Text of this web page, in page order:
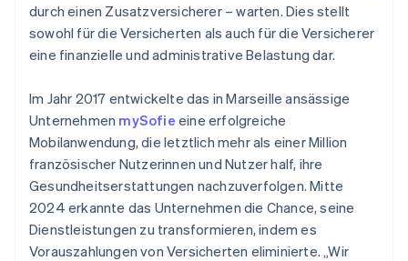
durch einen Zusatzversicherer – warten. Dies stellt
sowohl für die Versicherten als auch für die Versicherer
eine finanzielle und administrative Belastung dar.
Im Jahr 2017 entwickelte das in Marseille ansässige
Unternehmen mySofie eine erfolgreiche
Mobilanwendung, die letztlich mehr als einer Million
französischer Nutzerinnen und Nutzer half, ihre
Gesundheitserstattungen nachzuverfolgen. Mitte
2024 erkannte das Unternehmen die Chance, seine
Dienstleistungen zu transformieren, indem es
Vorauszahlungen von Versicherten eliminierte. „Wir